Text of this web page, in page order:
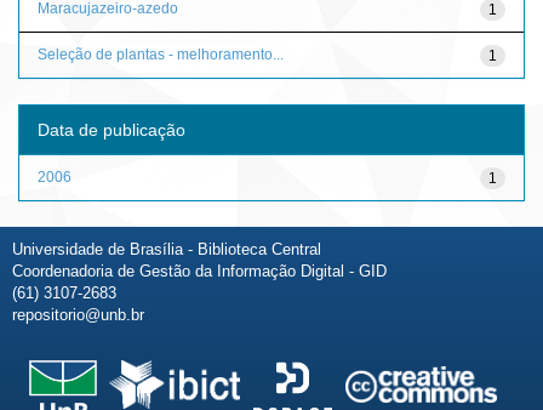
1
Maracujazeiro-azedo
1
Seleção de plantas - melhoramento...
Data de publicação
1
2006
Universidade de Brasília - Biblioteca Central
Coordenadoria de Gestão da Informação Digital - GID
(61) 3107-2683
repositorio@unb.br